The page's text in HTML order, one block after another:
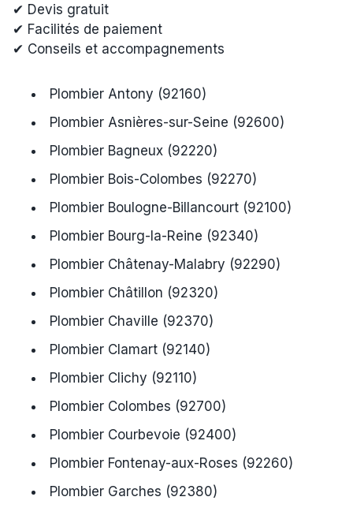
✔ Devis gratuit
✔ Facilités de paiement
✔ Conseils et accompagnements
Plombier Antony (92160)
Plombier Asnières-sur-Seine (92600)
Plombier Bagneux (92220)
Plombier Bois-Colombes (92270)
Plombier Boulogne-Billancourt (92100)
Plombier Bourg-la-Reine (92340)
Plombier Châtenay-Malabry (92290)
Plombier Châtillon (92320)
Plombier Chaville (92370)
Plombier Clamart (92140)
Plombier Clichy (92110)
Plombier Colombes (92700)
Plombier Courbevoie (92400)
Plombier Fontenay-aux-Roses (92260)
Plombier Garches (92380)